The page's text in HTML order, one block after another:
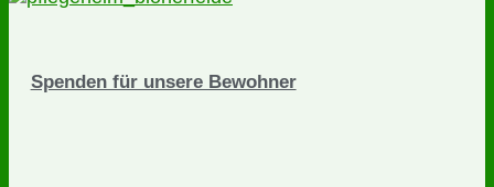
Spenden für unsere Bewohner